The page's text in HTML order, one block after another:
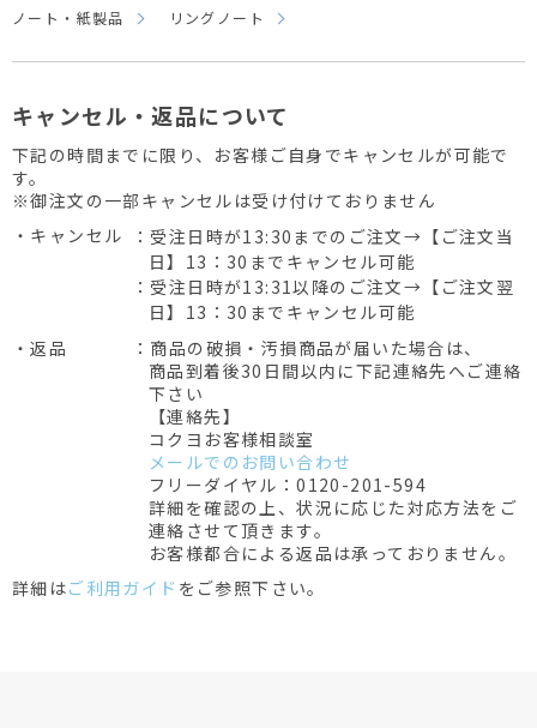
ノート・紙製品 リングノート
キャンセル・返品について
下記の時間までに限り、お客様ご自身でキャンセルが可能で
す。
※御注文の一部キャンセルは受け付けておりません
・キャンセル
：受注日時が13:30までのご注文→【ご注文当
日】13：30までキャンセル可能
：受注日時が13:31以降のご注文→【ご注文翌
日】13：30までキャンセル可能
・返品
：商品の破損・汚損商品が届いた場合は、
商品到着後30日間以内に下記連絡先へご連絡
下さい
【連絡先】
コクヨお客様相談室
メールでのお問い合わせ
フリーダイヤル：0120-201-594
詳細を確認の上、状況に応じた対応方法をご
連絡させて頂きます。
お客様都合による返品は承っておりません。
詳細はご利用ガイド をご参照下さい。